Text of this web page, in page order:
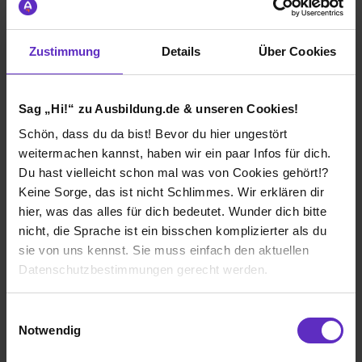
Zustimmung Details Über Cookies
Sag „Hi!“ zu Ausbildung.de & unseren Cookies!
Schön, dass du da bist! Bevor du hier ungestört
weitermachen kannst, haben wir ein paar Infos für dich.
Du hast vielleicht schon mal was von Cookies gehört!?
Keine Sorge, das ist nicht Schlimmes. Wir erklären dir
hier, was das alles für dich bedeutet. Wunder dich bitte
nicht, die Sprache ist ein bisschen komplizierter als du
sie von uns kennst. Sie muss einfach den aktuellen
Datenschutzbestimmungen gerecht werden.
Notwendig
abwechslungsreich sein kann. Manchmal kann es auch
stressiger werden aber damit kann man immer gut
umgehen.
Autohaus Bergland GmbH
Klassische duale Berufsausbildung
Remscheid
2023
8 Std. pro Tag